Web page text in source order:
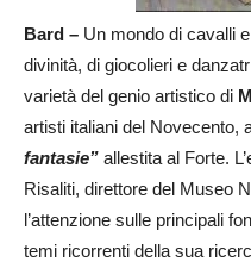
Bard – Un mondo di cavalli
divinità, di giocolieri e
varietà del genio artistico di
artisti italiani del Novecento,
fantasie” allestita al Forte.
Risaliti, direttore del Museo
l’attenzione sulle principali
temi ricorrenti della sua